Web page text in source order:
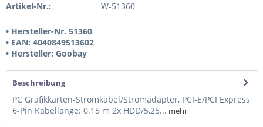
Artikel-Nr.: W-51360
• Hersteller-Nr. 51360
• EAN: 4040849513602
• Hersteller: Goobay
Beschreibung
PC Grafikkarten-Stromkabel/Stromadapter, PCI-E/PCI Express
6-Pin Kabellänge: 0.15 m 2x HDD/5,25... mehr